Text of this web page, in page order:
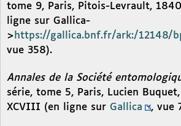
tome 9, Paris, Pitois-Levrault,
ligne sur Gallica-
>https://gallica.bnf.fr/ark:/12148/
vue 358).
Annales de la Société
série, tome 5, Paris, Lucien
XCVIII (en ligne sur Gallica , vue